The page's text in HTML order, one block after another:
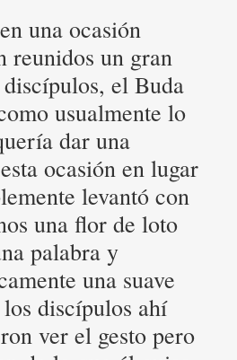
una ocasión
reunidos un gran
el Buda
usualmente lo
dar una
ocasión en lugar
levantó con
una flor de loto
palabra y
una suave
discípulos ahí
ver el gesto pero